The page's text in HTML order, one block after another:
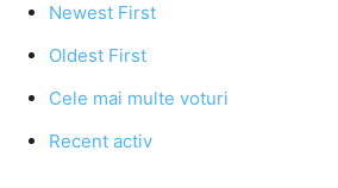
Newest First
Oldest First
Cele mai multe voturi
Recent activ